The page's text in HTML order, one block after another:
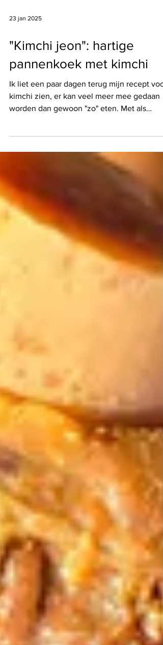
"Kimchi jeon": hartige
pannenkoek met kimchi
Ik liet een paar dagen terug mijn recept voor
kimchi zien, er kan veel meer mee gedaan
voorbeeld deze kimchi pannenkoek, super
Ook heel leuk als hapje! Voor 4 personen
bijgerecht, of 1 persoon als hoofdgerecht ;)
sap 1 ei 3 eetlepels sojasaus 1 theelepel
suiker 1 eetlepel maizena 3 eetlepels bloem
eetlepels sesam olie Neutrale olie om in te